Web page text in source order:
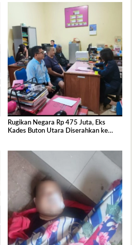
Rugikan Negara Rp 475 Juta, Eks
Kades Buton Utara Diserahkan ke